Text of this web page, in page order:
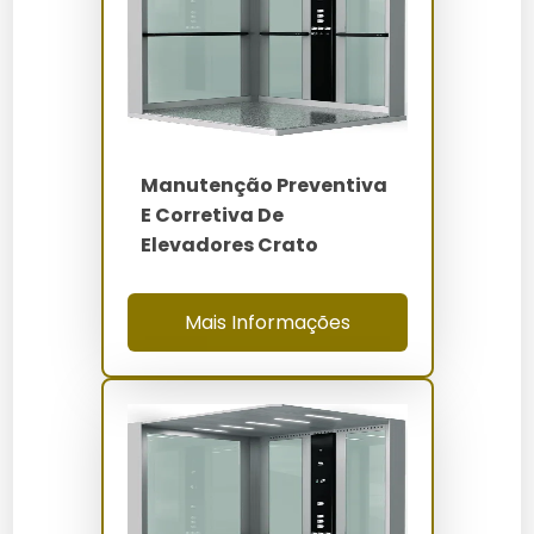
Alternativas
Prós
Servtec
Equipe
atendimento
rápido
serviços
Alternativa 2
Pacotes
flexíveis
experiência de
mercado
Perguntas Frequentes sobre
Manutenção Preventiva e
Manutenção Preventiva
E Corretiva De
Elevadores Crato
Mais Informações